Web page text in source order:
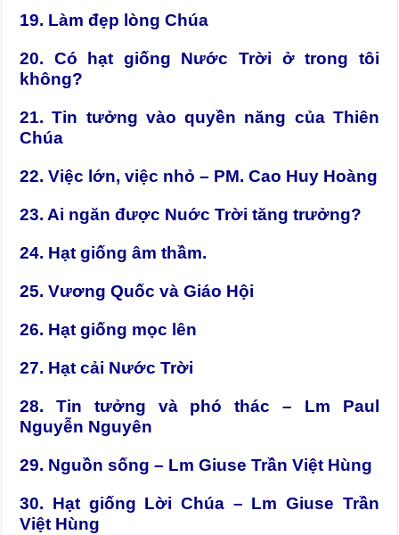
19. Làm đẹp lòng Chúa
20. Có hạt giống Nước Trời ở trong tôi
không?
21. Tin tưởng vào quyền năng của Thiên
Chúa
22. Việc lớn, việc nhỏ – PM. Cao Huy Hoàng
23. Ai ngăn được Nuớc Trời tăng trưởng?
24. Hạt giống âm thầm.
25. Vương Quốc và Giáo Hội
26. Hạt giống mọc lên
27. Hạt cải Nước Trời
28. Tin tưởng và phó thác – Lm Paul
Nguyễn Nguyên
29. Nguồn sống – Lm Giuse Trần Việt Hùng
30. Hạt giống Lời Chúa – Lm Giuse Trần
Việt Hùng